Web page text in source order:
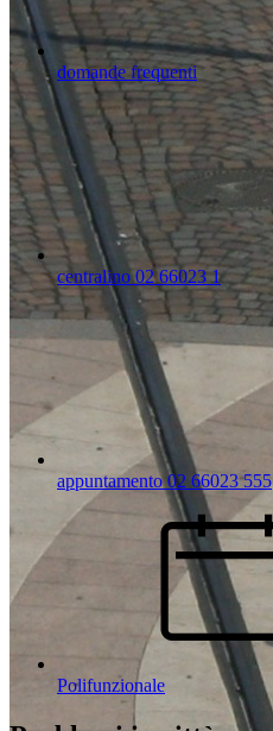
domande frequenti
centralino 02 66023 1
appuntamento 02 66023 555
Polifunzionale